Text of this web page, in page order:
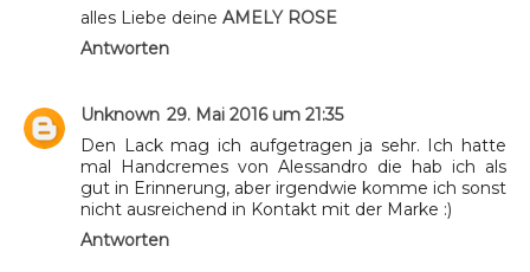
alles Liebe deine AMELY ROSE
Antworten
Unknown 29. Mai 2016 um 21:35
Den Lack mag ich aufgetragen ja sehr. Ich hatte
mal Handcremes von Alessandro die hab ich als
gut in Erinnerung, aber irgendwie komme ich sonst
nicht ausreichend in Kontakt mit der Marke :)
Antworten